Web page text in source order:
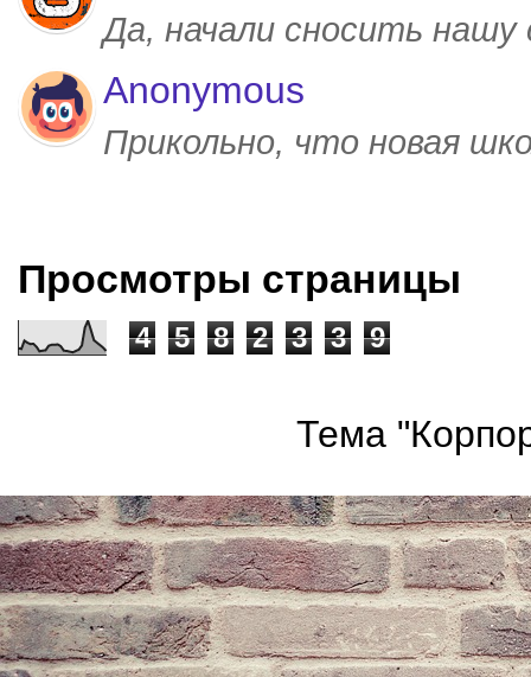
Да, начали сносить
Anonymous
Прикольно, что новая
Просмотры страницы
4 5 8 2 3 3 9
Тема